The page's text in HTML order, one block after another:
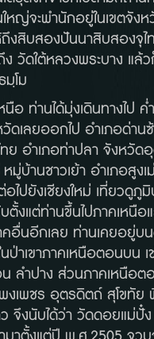
ใหญ่จะพำนักอยู่ในเขตจัง
ห้ถึงสิบสองปันนาสิบสองจุ
ถึง วัดใต้หลวงพระบาง แ
โม
นได้มุ่งเดินทางไป ค่ำ
ดเลยออกไป อำเภอด่าน
ย อำเภอท่าปลา จังหวัด
บ้านชาวเย้า อำเภอสูงเ
ไปยังเชียงใหม่ เที่ยวดูภูมิ
งแต่ท่านขึ้นไปภาคเหนือ
คอื่นอีกเลย ท่านเคยอยู่บ
ป่าเขาภาคเหนือตอนบน
ลำปาง ส่วนภาคเหนือต
งเพชร อุตรดิตถ์ สุโขทั
จึงนับได้ว่า วัดดอยแม่ปั๋